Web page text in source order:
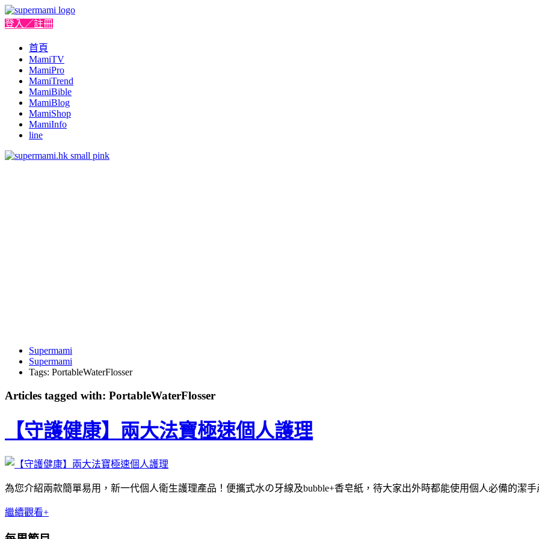
登入／註冊
首頁
MamiTV
MamiPro
MamiTrend
MamiBible
MamiBlog
MamiShop
MamiInfo
line
Supermami
Supermami
Tags: PortableWaterFlosser
Articles tagged with: PortableWaterFlosser
【守護健康】兩大法寶極速個人護理
為您介紹兩款簡單易用，新一代個人衛生護理產品！便攜式水の牙線及bubble+香皂紙，待大家出外時都能使用個人必備的潔手
繼續觀看+